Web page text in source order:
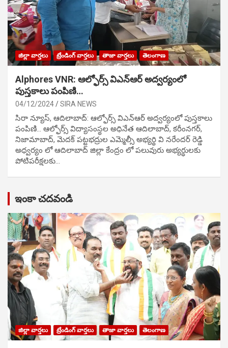
జిల్లా వార్తలు ట్రేండింగ్ వార్తలు తాజా వార్తలు తెలంగాణ
Alphores VNR: ఆల్ఫోర్స్ విఎన్ఆర్ అద్వర్యంలో
పుస్తకాలు పంపిణి…
04/12/2024 SIRA NEWS
సిరా న్యూస్, ఆదిలాబాద్: ఆల్ఫోర్స్ విఎన్ఆర్ అద్వర్యంలో పుస్తకాలు
పంపిణి… ఆల్ఫోర్స్ విద్యాసంస్థల అధినేత ఆదిలాబాద్, కరీంనగర్,
నిజామాబాద్, మెదక్ పట్టభద్రుల ఎమ్మెల్సీ అభ్యర్థి వి నరేందర్ రెడ్డి
అధ్వర్యం లో ఆదిలాబాద్ జిల్లా కేంద్రం లో పలువురు అభ్యర్థులకు
పోటిప‌రీక్ష‌ల‌కు…
ఇంకా చదవండి
జిల్లా వార్తలు ట్రేండింగ్ వార్తలు తాజా వార్తలు తెలంగాణ